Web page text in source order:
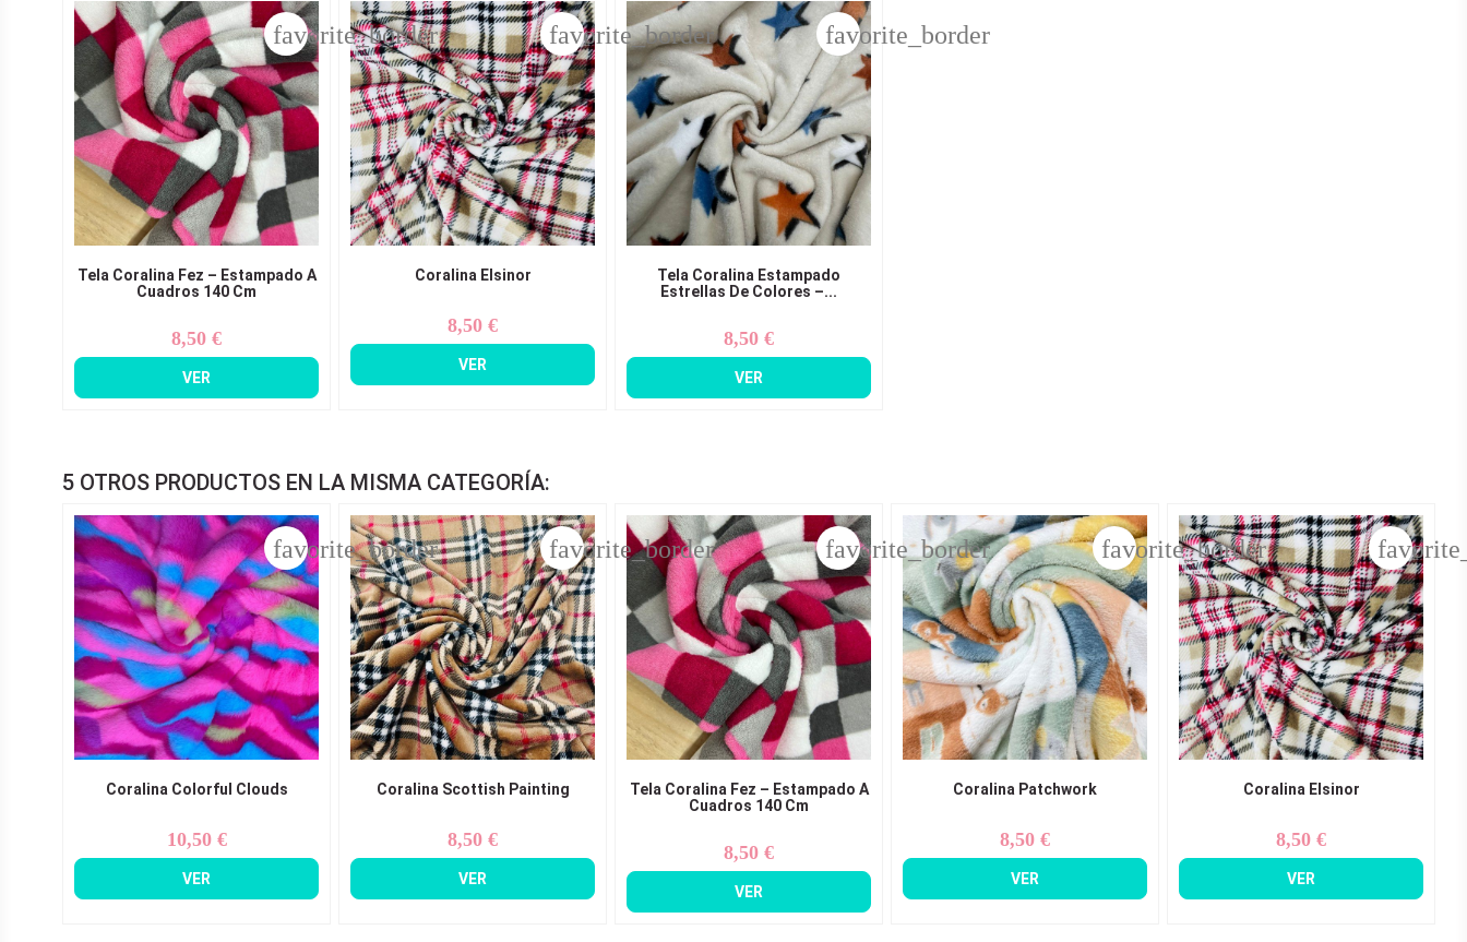
Tela Coralina Fez – Estampado A
Cuadros 140 Cm
Precio
8,50 €
VER
favorite_border
Coralina Elsinor
Precio
8,50 €
VER
favorite_border
Tela Coralina Estampado
Estrellas De Colores –...
Precio
8,50 €
VER
favorite_border
5 OTROS PRODUCTOS EN LA MISMA CATEGORÍA:
Coralina Colorful Clouds
Precio
10,50 €
VER
favorite_border
Coralina Scottish Painting
Precio
8,50 €
VER
favorite_border
Tela Coralina Fez – Estampado A
Cuadros 140 Cm
Precio
8,50 €
VER
favorite_border
Coralina Patchwork
Precio
8,50 €
VER
favorite_border
Coralina Elsinor
Precio
8,50 €
VER